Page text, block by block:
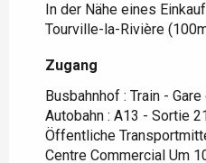
In der Nähe eines
Tourville-la-Rivière
Zugang
Zugang
Busbahnhof : Train -
Autobahn : A13 - Sortie
Öffentliche
Centre Commercial Um